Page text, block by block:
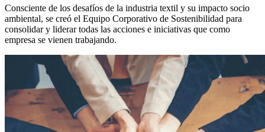
Consciente de los desafíos de la industria textil y su impacto socio
ambiental, se creó el Equipo Corporativo de Sostenibilidad para
consolidar y liderar todas las acciones e iniciativas que como
empresa se vienen trabajando.